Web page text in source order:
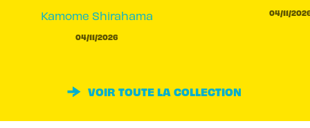
Kamome Shirahama
04/11/2026
04/11/
VOIR TOUTE LA COLLECTION